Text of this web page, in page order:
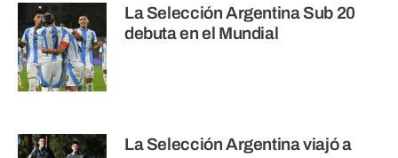
La Selección Argentina Sub 20
debuta en el Mundial
La Selección Argentina viajó a